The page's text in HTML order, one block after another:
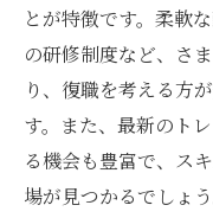
とが特徴です。柔軟
の研修制度など、さ
り、復職を考える方
す。また、最新のト
る機会も豊富で、ス
場が見つかるでしょう